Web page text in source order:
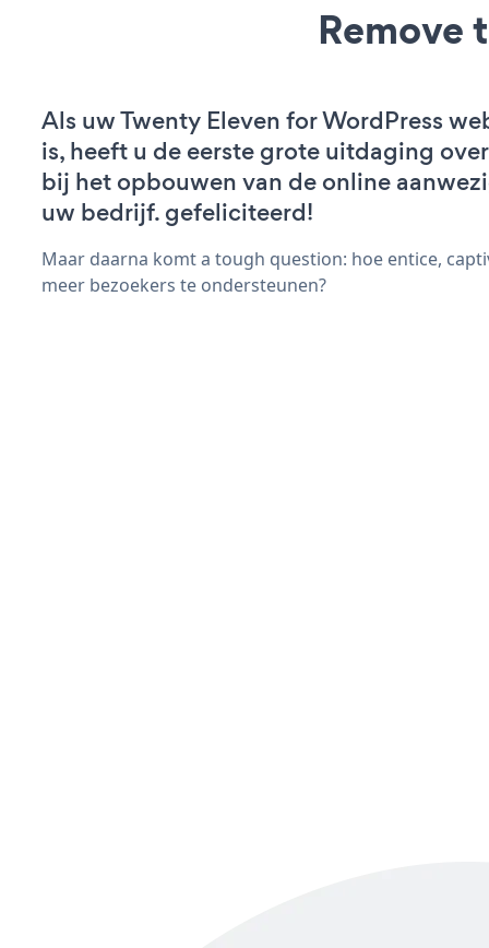
Remove
Als uw Twenty Eleven for WordPress
is, heeft u de eerste grote uitdaging
bij het opbouwen van de online
uw bedrijf. gefeliciteerd!
Maar daarna komt a tough question: hoe entice,
meer bezoekers te ondersteunen?